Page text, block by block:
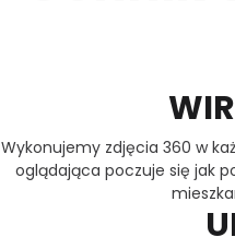
Wykonujemy zdjęcia 360 w
oglądająca poczuje się jak